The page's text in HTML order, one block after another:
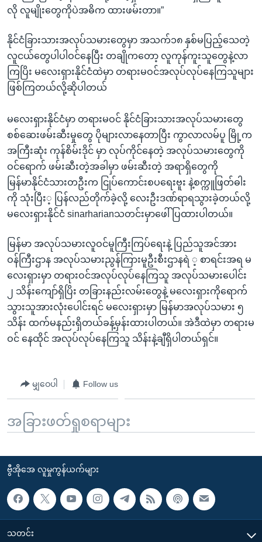
လို လူမျိုးတွေကိုပဲအဓိက ထားဖမ်းတာ။”
နိုင်ငံခြားသားအလုပ်သမားတွေမှာ အသက်၁၈ နှစ်မပြည့်သေတဲ့
လူငယ်တွေပါပါဝင်နေပြီး တချိုကတော့ လူကုန်ကူးသူတွေနဲ့လာ
ကြပြိး မလေးရှားနိုင်ငံထဲမှာ တရားမဝင်အလုပ်လုပ်နေကြသူများ
ဖြစ်ကြတယ်လို့ဆိုပါတယ်
မလေးရှားနိုင်ငံမှာ တရားမဝင် နိုင်ငံခြားသားအလုပ်သမားတွေ
စစ်ဆေးဖမ်းဆီးမှုတွေ ပိုများလာနေတာပြီး ကွာလာလမ်ပူ မြို့က
အကြီးဆုံး ကုန်စိမ်းဒိုင် မှာ လုပ်ကိုင်နေတဲ့ အလုပ်သမားတွေကို
ဝင်ရောက် ဖမ်းဆီးတဲ့အခါမှာ ဖမ်းဆီးတဲ့ အရာရှိတွေကို
မြန်မာနိုင်ငံသားတဦးက ငြုပ်ကောင်းစပရေးဗူး နဲ့စက္ကူဖြတ်ဓါး
ကို သုံးပြီး့ ပြန်လည်တိုက်ခဲ့လို့ လေးဦးဒဏ်ရာရသွားခဲ့တယ်လို့
မလေးရှားနိုင်ငံ sinarharianသတင်းမှာဖေါ်ပြထားပါတယ်။
မြန်မာ အလုပ်သမားလူဝင်မူကြီးကြပ်ရေးနဲ့ ပြည်သူအင်အား
ဝန်ကြီးဌာန အလုပ်သမားညွန်ကြားမူဦးစီးဌာနရဲ ့ စာရင်းအရ မ
လေးရှားမှာ တရားဝင်အလုပ်လုပ်နေကြသူ အလုပ်သမားပေါင်း
၂ သိန်းကျော်ရှိပြိး တခြားနည်းလမ်းတွေနဲ့ မလေးရှားကိုရောက်
သွားသူအားလုံးပေါင်းရင် မလေးရှားမှာ မြန်မာအလုပ်သမား ၅
သိန်း ထက်မနည်းရှိတယ်ခန့်မှန်းထားပါတယ်။ အဲဒီထဲမှာ တရားမ
ဝင် နေထိုင် အလုပ်လုပ်နေကြသူ သိန်းနဲ့ချီရှိပါတယ်ရှင်။
မျှဝေပါ Follow us
အခြားဖတ်ရှုစရာများ
ဗွီအိုအေ လူမှုကွန်ယက်များ
သတင်း